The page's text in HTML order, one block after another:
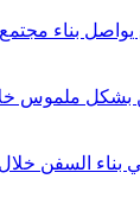
يواصل بناء
بشكل ملموس
السفن خلال